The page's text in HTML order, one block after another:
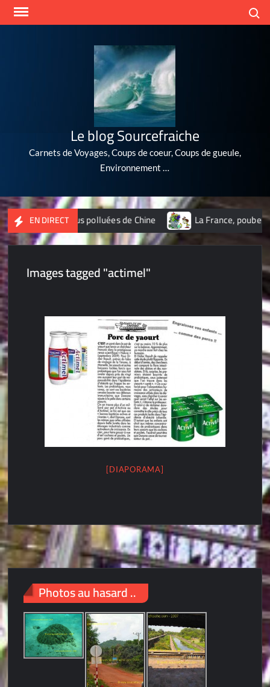
Skip
Le blog Sourcefraiche
Carnets de Voyages, Coups de coeur, Coups de gueule,
Environnement …
EN DIRECT
10 villes les plus polluées de Chine La France, poubelle
Images tagged "actimel"
[DIAPORAMA]
Photos au hasard ..